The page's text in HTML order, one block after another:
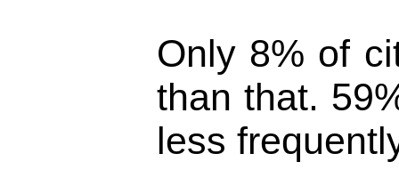
Only 8% of
than that.
less